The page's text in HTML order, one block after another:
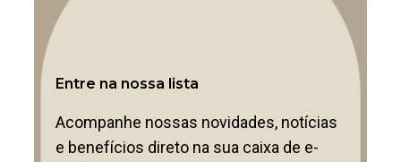
Entre na nossa lista
Acompanhe nossas novidades, notícias
e benefícios direto na sua caixa de e-